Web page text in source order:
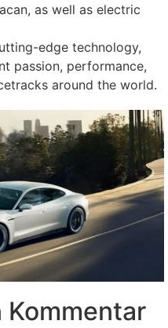
as well as electric
edge technology,
passion, performance,
around the world.
Kommentar